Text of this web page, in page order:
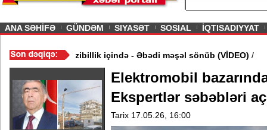
ANA SƏHİFƏ GÜNDƏM SIYASƏT SOSIAL İQTISADIYYAT
20 Yanvar abidəsi zibillik içində - Əbədi məşəl sönüb
Elektromobil
Ekspertlər səbəbləri
Tarix 17.05.26, 16:00